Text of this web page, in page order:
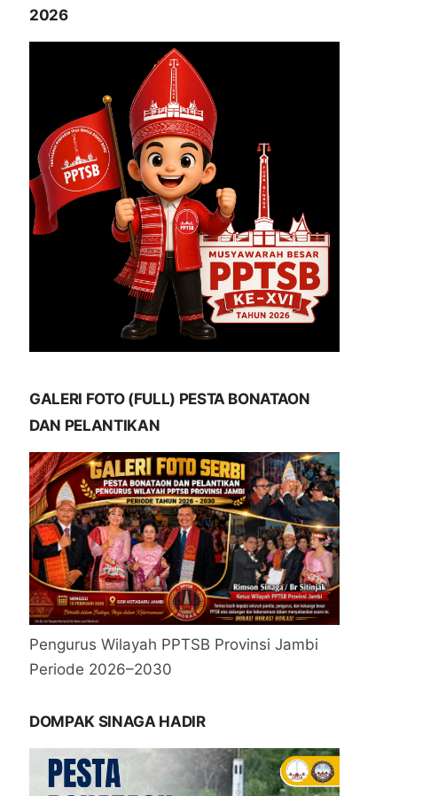
2026
GALERI FOTO (FULL) PESTA BONATAON
DAN PELANTIKAN
Pengurus Wilayah PPTSB Provinsi Jambi
Periode 2026–2030
DOMPAK SINAGA HADIR